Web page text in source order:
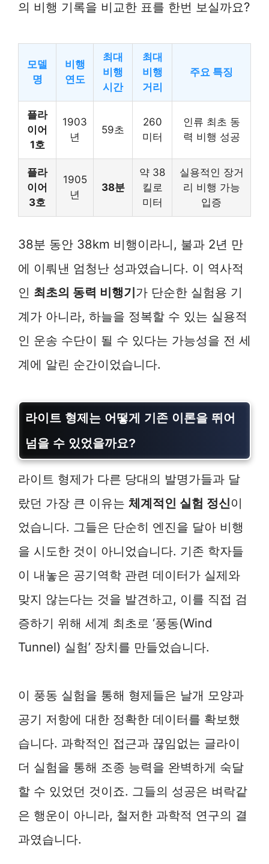
의 비행 기록을 비교한 표를 한번 보실까요?
모델
명
비행
연도
최대
비행
시간
최대
비행
거리
주요 특징
플라
이어
1호
1903
년
59초
260
미터
인류 최초 동
력 비행 성공
플라
이어
3호
1905
년
38분
약 38
킬로
미터
실용적인 장거
리 비행 가능
입증
38분 동안 38km 비행이라니, 불과 2년 만
에 이뤄낸 엄청난 성과였습니다. 이 역사적
인 최초의 동력 비행기가 단순한 실험용 기
계가 아니라, 하늘을 정복할 수 있는 실용적
인 운송 수단이 될 수 있다는 가능성을 전 세
계에 알린 순간이었습니다.
라이트 형제는 어떻게 기존 이론을 뛰어
넘을 수 있었을까요?
라이트 형제가 다른 당대의 발명가들과 달
랐던 가장 큰 이유는 체계적인 실험 정신이
었습니다. 그들은 단순히 엔진을 달아 비행
을 시도한 것이 아니었습니다. 기존 학자들
이 내놓은 공기역학 관련 데이터가 실제와
맞지 않는다는 것을 발견하고, 이를 직접 검
증하기 위해 세계 최초로 ‘풍동(Wind
Tunnel) 실험’ 장치를 만들었습니다.
이 풍동 실험을 통해 형제들은 날개 모양과
공기 저항에 대한 정확한 데이터를 확보했
습니다. 과학적인 접근과 끊임없는 글라이
더 실험을 통해 조종 능력을 완벽하게 숙달
할 수 있었던 것이죠. 그들의 성공은 벼락같
은 행운이 아니라, 철저한 과학적 연구의 결
과였습니다.